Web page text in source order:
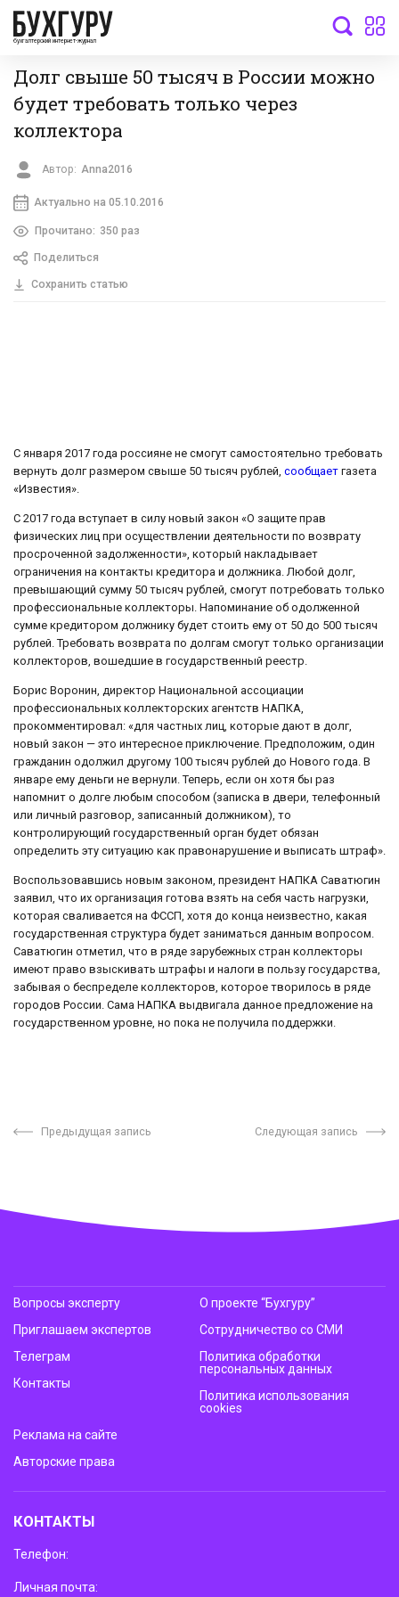
бухгалтерский интернет-журнал
Долг свыше 50 тысяч в России можно
будет требовать только через
коллектора
Автор: Anna2016
Актуально на 05.10.2016
Прочитано: 350 раз
Поделиться
Сохранить статью
С января 2017 года россияне не смогут самостоятельно требовать
вернуть долг размером свыше 50 тысяч рублей, сообщает газета
«Известия».
С 2017 года вступает в силу новый закон «О защите прав
физических лиц при осуществлении деятельности по возврату
просроченной задолженности», который накладывает
ограничения на контакты кредитора и должника. Любой долг,
превышающий сумму 50 тысяч рублей, смогут потребовать только
профессиональные коллекторы. Напоминание об одолженной
сумме кредитором должнику будет стоить ему от 50 до 500 тысяч
рублей. Требовать возврата по долгам смогут только организации
коллекторов, вошедшие в государственный реестр.
Борис Воронин, директор Национальной ассоциации
профессиональных коллекторских агентств НАПКА,
прокомментировал: «для частных лиц, которые дают в долг,
новый закон — это интересное приключение. Предположим, один
гражданин одолжил другому 100 тысяч рублей до Нового года. В
январе ему деньги не вернули. Теперь, если он хотя бы раз
напомнит о долге любым способом (записка в двери, телефонный
или личный разговор, записанный должником), то
контролирующий государственный орган будет обязан
определить эту ситуацию как правонарушение и выписать штраф».
Воспользовавшись новым законом, президент НАПКА Саватюгин
заявил, что их организация готова взять на себя часть нагрузки,
которая сваливается на ФССП, хотя до конца неизвестно, какая
государственная структура будет заниматься данным вопросом.
Саватюгин отметил, что в ряде зарубежных стран коллекторы
имеют право взыскивать штрафы и налоги в пользу государства,
забывая о беспределе коллекторов, которое творилось в ряде
городов России. Сама НАПКА выдвигала данное предложение на
государственном уровне, но пока не получила поддержки.
Предыдущая запись Следующая запись
Вопросы эксперту
Приглашаем экспертов
Телеграм
Контакты
О проекте “Бухгуру”
Сотрудничество со СМИ
Политика обработки
персональных данных
Политика использования
cookies
Реклама на сайте
Авторские права
КОНТАКТЫ
Телефон:
Личная почта: